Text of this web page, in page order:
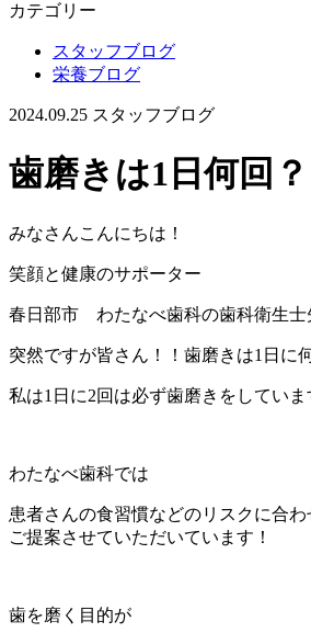
カテゴリー
スタッフブログ
栄養ブログ
2024.09.25 スタッフブログ
歯磨きは1日何回？
みなさんこんにちは！
笑顔と健康のサポーター
春日部市 わたなべ歯科の歯科衛生士
突然ですが皆さん！！歯磨きは1日に
私は1日に2回は必ず歯磨きをしていま
わたなべ歯科では
患者さんの食習慣などのリスクに合
ご提案させていただいています！
歯を磨く目的が